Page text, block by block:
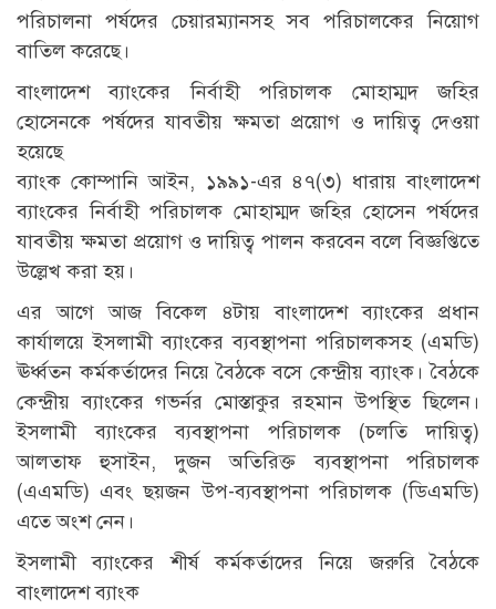
পরিচালনা পর্ষদের চেয়ারম্যানসহ সব পরিচালকের নিয়োগ
বাতিল করেছে।
বাংলাদেশ ব্যাংকের নির্বাহী পরিচালক মোহাম্মদ জহির
হোসেনকে পর্ষদের যাবতীয় ক্ষমতা প্রয়োগ ও দায়িত্ব দেওয়া
হয়েছে
ব্যাংক কোম্পানি আইন, ১৯৯১-এর ৪৭(৩) ধারায় বাংলাদেশ
ব্যাংকের নির্বাহী পরিচালক মোহাম্মদ জহির হোসেন পর্ষদের
যাবতীয় ক্ষমতা প্রয়োগ ও দায়িত্ব পালন করবেন বলে বিজ্ঞপ্তিতে
উল্লেখ করা হয়।
এর আগে আজ বিকেল ৪টায় বাংলাদেশ ব্যাংকের প্রধান
কার্যালয়ে ইসলামী ব্যাংকের ব্যবস্থাপনা পরিচালকসহ (এমডি)
ঊর্ধ্বতন কর্মকর্তাদের নিয়ে বৈঠকে বসে কেন্দ্রীয় ব্যাংক। বৈঠকে
কেন্দ্রীয় ব্যাংকের গভর্নর মোস্তাকুর রহমান উপস্থিত ছিলেন।
ইসলামী ব্যাংকের ব্যবস্থাপনা পরিচালক (চলতি দায়িত্ব)
আলতাফ হুসাইন, দুজন অতিরিক্ত ব্যবস্থাপনা পরিচালক
(এএমডি) এবং ছয়জন উপ-ব্যবস্থাপনা পরিচালক (ডিএমডি)
এতে অংশ নেন।
ইসলামী ব্যাংকের শীর্ষ কর্মকর্তাদের নিয়ে জরুরি বৈঠকে
বাংলাদেশ ব্যাংক